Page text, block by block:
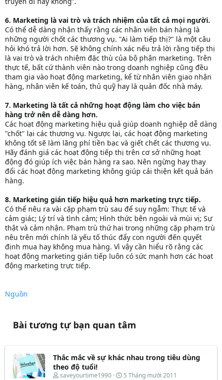
6. Marketing là vai trò và trách nhiệm của tất cả mọi người.
Có thể dễ dàng nhận thấy rằng các nhân viên bán hàng là
những người chốt các thương vụ. "Ai làm tiếp thị?" là một câu
hỏi khó trả lời hơn. Sẽ không chính xác nếu trả lời rằng tiếp thị
là vai trò và trách nhiệm đặc thù của bộ phận marketing. Trên
thực tế, bất cứ thành viên nào trong doanh nghiệp cũng đều
tham gia vào hoạt động marketing, kể từ nhân viên giao nhận
hàng, nhân viên kế toán, thủ quỹ hay là quản đốc nhà máy.
7. Marketing là tất cả những hoạt động làm cho việc bán
hàng trở nên dễ dàng hơn.
Các hoạt động marketing hiệu quả giúp doanh nghiệp dễ dàng
"chốt" lại các thương vụ. Ngược lại, các hoạt động marketing
không tốt sẽ làm lãng phí tiền bạc và giết chết các thương vụ.
Hãy đánh giá các hoạt động tiếp thị trên cơ sở những hoạt
động đó giúp ích việc bán hàng ra sao. Nên ngừng hay thay
đổi các hoạt động marketing không giúp cải thiện kết quả bán
hàng.
8. Marketing gián tiếp hiệu quả hơn marketing trực tiếp.
Có thể nêu ra vài cặp phạm trù sau để suy ngẫm: Thực tế và
cảm giác; Lý trí và tình cảm; Hình thức bên ngoài và mùi vị; Sự
thật và cảm nhận. Phạm trù thứ hai trong những cặp phạm trù
nêu trên mới chính là yếu tố thúc đẩy con người đến quyết
định mua hay không mua hàng. Vì vậy cần hiểu rõ rằng các
hoạt động marketing gián tiếp luôn có sức mạnh hơn các hoạt
động marketing trực tiếp.
Nguồn
Bài tương tự bạn quan tâm
Thắc mắc về sự khác nhau trong tiêu dùng
theo độ tuổi!
T
saveyourtime1990
N
5 Tháng mười 2011